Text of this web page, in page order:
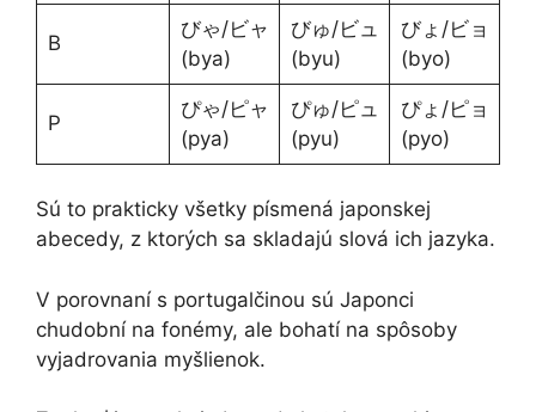
B
びゃ/ビャ
(bya)
びゅ/ビュ
(byu)
びょ/ビョ
(byo)
P
ぴゃ/ピャ
(pya)
ぴゅ/ピュ
(pyu)
ぴょ/ピョ
(pyo)
Sú to prakticky všetky písmená japonskej
abecedy, z ktorých sa skladajú slová ich jazyka.
V porovnaní s portugalčinou sú Japonci
chudobní na fonémy, ale bohatí na spôsoby
vyjadrovania myšlienok.